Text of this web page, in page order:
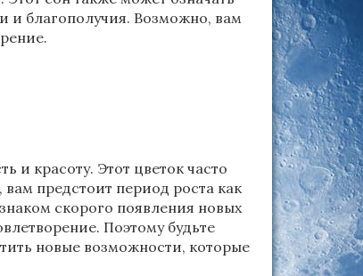
и благополучия. Возможно, вам
и красоту. Этот цветок часто
предстоит период роста как
скорого появления новых
Поэтому будьте
новые возможности, которые